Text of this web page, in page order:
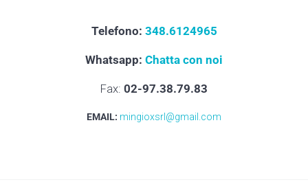
Telefono: 348.6124965
Whatsapp: Chatta con noi
Fax: 02-97.38.79.83
EMAIL: mingioxsrl@gmail.com